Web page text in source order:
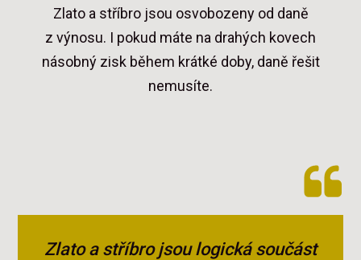
Zlato a stříbro jsou osvobozeny od daně
z výnosu. I pokud máte na drahých kovech
násobný zisk během krátké doby, daně řešit
nemusíte.
Zlato a stříbro jsou logická součást